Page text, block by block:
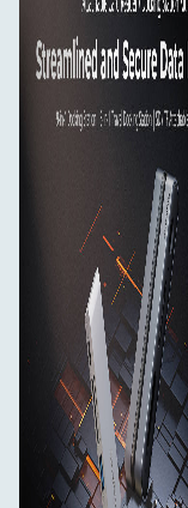
X100 Ultra /
Kompiuteriai:
"Surface
15 / "Spectre
Planšetiniai
4 kartos),
"iPad Air" (4,
"Huawei
Į pakuotę įeina:
SD4.0